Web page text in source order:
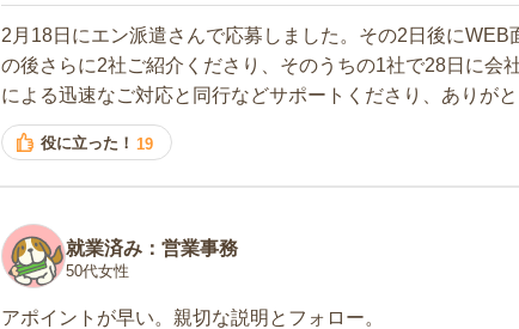
2月18日にエン派遣さんで応募しました。その2日後に
の後さらに2社ご紹介くださり、そのうちの1社で28日に会
による迅速なご対応と同行などサポートくださり、ありがと
役に立った！ 19
就業済み：営業事務
50代女性
アポイントが早い。親切な説明とフォロー。